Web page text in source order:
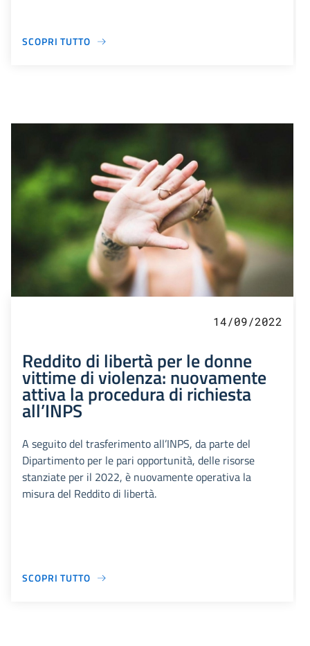
SCOPRI TUTTO
14/09/2022
Reddito di libertà per le donne
vittime di violenza: nuovamente
attiva la procedura di richiesta
all’INPS
A seguito del trasferimento all’INPS, da parte del
Dipartimento per le pari opportunità, delle risorse
stanziate per il 2022, è nuovamente operativa la
misura del Reddito di libertà.
SCOPRI TUTTO